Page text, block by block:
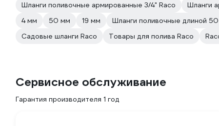
Шланги поливочные армированные 3/4" Raco
Шланги
4 мм
50 мм 19 мм Шланги поливочные длиной
Садовые шланги Raco
Товары для полива Raco
Сервисное обслуживание
Гарантия производителя 1 год